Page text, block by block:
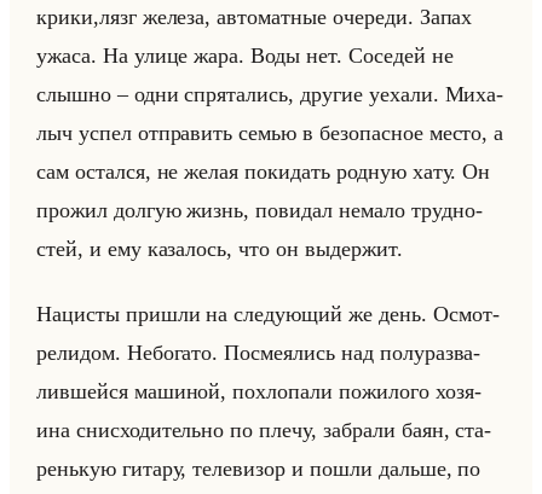
крики,лязг же­ле­за, ав­то­мат­ные оче­ре­ди. Запах
ужаса. На улице жара. Воды нет. Со­се­дей не
слыш­но – одни спря­та­лись, дру­гие уеха­ли. Ми­ха­
лыч успел от­пра­вить семью в без­опас­ное место, а
сам остал­ся, не желая по­ки­дать род­ную хату. Он
про­жил дол­гую жизнь, по­ви­дал нема­ло труд­но­
стей, и ему ка­за­лось, что он вы­дер­жит.
На­ци­сты при­шли на сле­ду­ющий же день. Осмот­
ре­ли­дом. Небо­га­то. По­сме­ялись над по­лу­раз­ва­
лив­шейся ма­ши­ной, по­хло­па­ли по­жи­ло­го хо­зя­
ина снис­хо­ди­тельно по плечу, за­бра­ли баян, ста­
ренькую ги­та­ру, те­ле­ви­зор и пошли дальше, по